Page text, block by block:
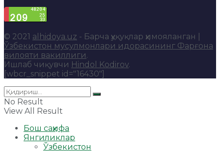
© 2021 alhidoya.uz - Барча ҳуқуқлар ҳимояланган |
Ўзбекистон мусулмонлари идорасининг Фарғона
вилояти вакиллиги.
Ишлаб чиқувчи Hindol Kodirov.
[wbcr_snippet id="16430"]
No Result
View All Result
Бош саҳифа
Янгиликлар
Ўзбекистон